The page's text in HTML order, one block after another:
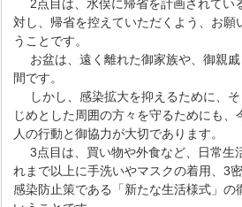
2点目は、水俣に帰省を計画されてい
対し、帰省を控えていただくよう、お願
うことです。
お盆は、遠く離れた御家族や、御親
間です。
しかし、感染拡大を抑えるために、
じめとした周囲の方々を守るためにも
人の行動と御協力が大切であります。
3点目は、買い物や外食など、日常生
れまで以上に手洗いやマスクの着用、3
感染防止策である「新たな生活様式」の